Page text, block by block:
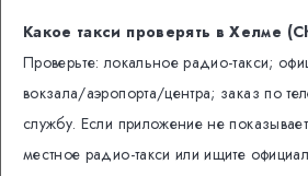
Какое такси проверять в Хелме
Проверьте: локальное радио-такси;
вокзала/аэропорта/центра; заказ по
службу. Если приложение не
местное радио-такси или ищите